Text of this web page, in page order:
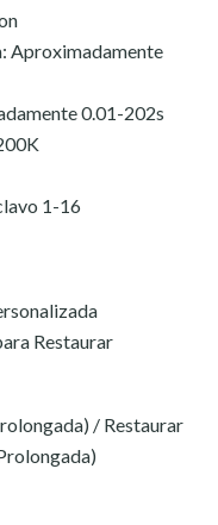
Aproximadamente
0.01-202s
1-16
Restaurar
/ Restaurar